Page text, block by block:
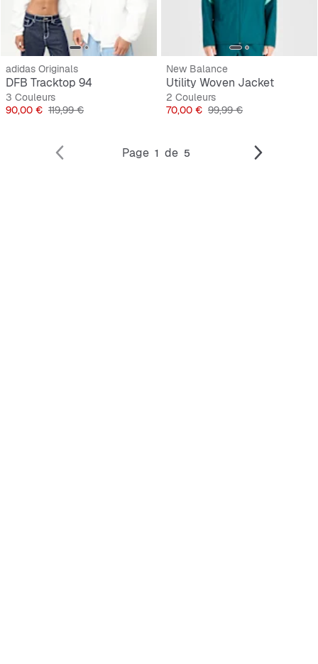
adidas Originals
DFB Tracktop 94
3 Couleurs
Prix
90,00 € Prix original
119,99 €
New Balance
Utility Woven Jacket
2 Couleurs
Prix
70,00 € Prix original
99,99 €
Page 1 de 5